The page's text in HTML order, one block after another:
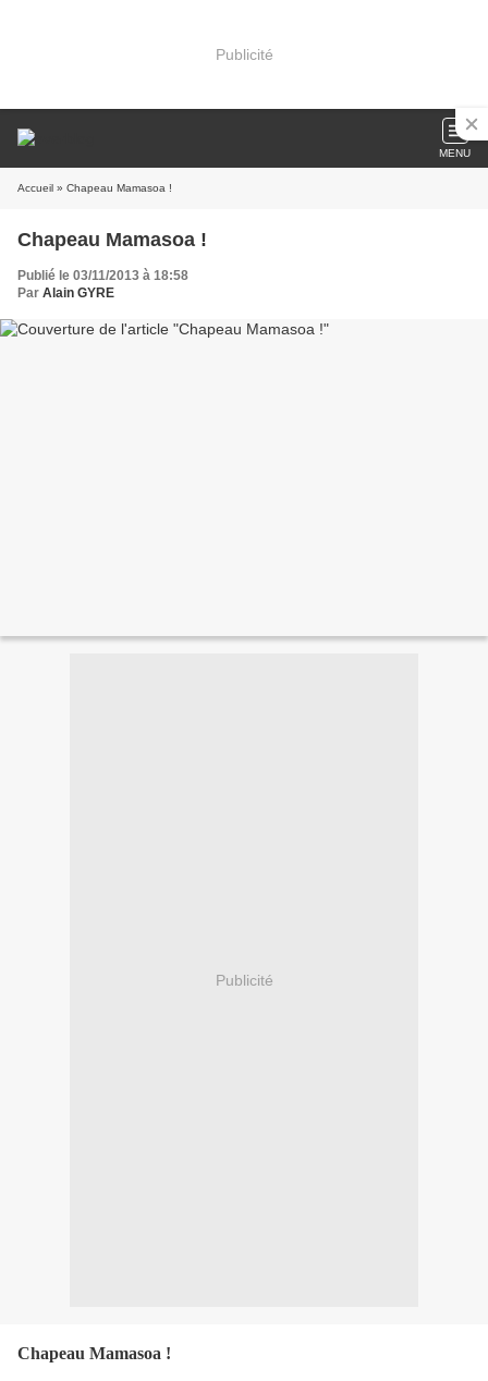
Publicité
MENU
Accueil » Chapeau Mamasoa !
Chapeau Mamasoa !
Publié le 03/11/2013 à 18:58
Par Alain GYRE
Publicité
Chapeau Mamasoa !